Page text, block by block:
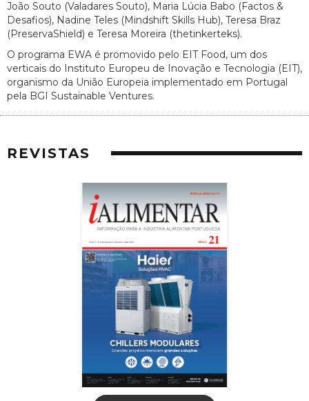
João Souto (Valadares Souto), Maria Lúcia Babo (Factos &
Desafios), Nadine Teles (Mindshift Skills Hub), Teresa Braz
(PreservaShield) e Teresa Moreira (thetinkerteks).
O programa EWA é promovido pelo EIT Food, um dos
verticais do Instituto Europeu de Inovação e Tecnologia (EIT),
organismo da União Europeia implementado em Portugal
pela BGI Sustainable Ventures.
REVISTAS